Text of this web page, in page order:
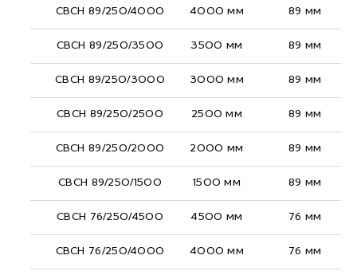
СВСН 89/250/4000 4000 мм 89 мм
СВСН 89/250/3500 3500 мм 89 мм
СВСН 89/250/3000 3000 мм 89 мм
СВСН 89/250/2500 2500 мм 89 мм
СВСН 89/250/2000 2000 мм 89 мм
СВСН 89/250/1500 1500 мм 89 мм
СВСН 76/250/4500 4500 мм 76 мм
СВСН 76/250/4000 4000 мм 76 мм